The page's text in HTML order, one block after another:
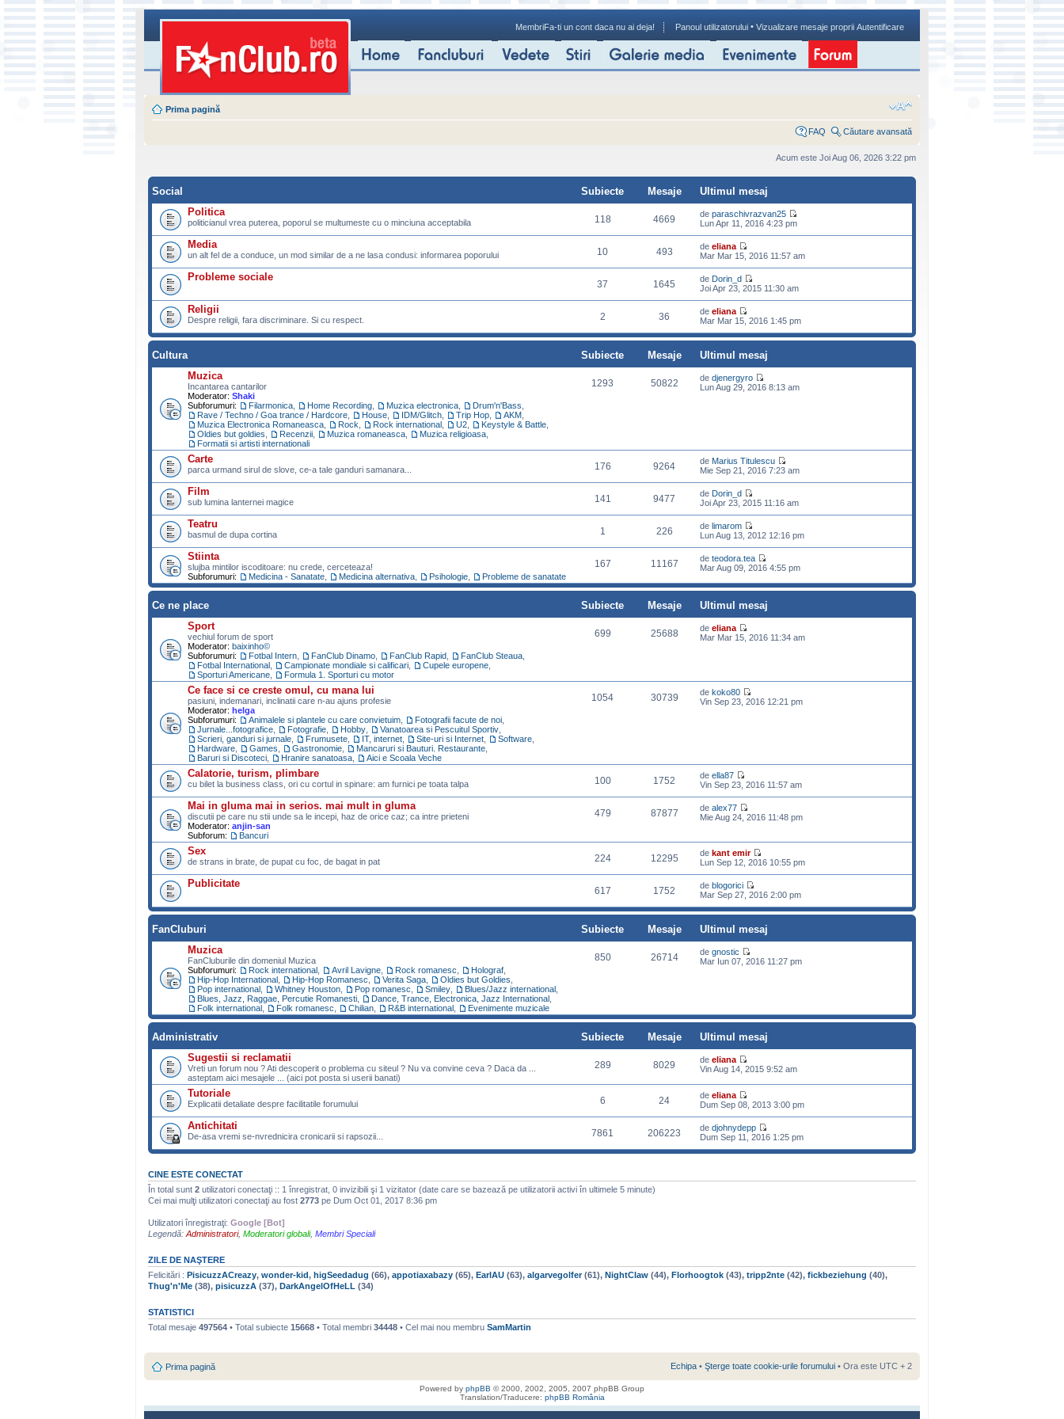
MembriFa-ti un cont daca nu ai deja! Panoul utilizatorului • Vizualizare mesaje proprii Autentificare
Prima pagină
FAQ Căutare avansată
Acum este Joi Aug 06, 2026 3:22 pm
Social Subiecte Mesaje
Ultimul mesaj
Politica
politicianul vrea puterea, poporul se multumeste cu o minciuna acceptabila 118 4669 de paraschivrazvan25
Lun Apr 11, 2016 4:23 pm
Media
un alt fel de a conduce, un mod similar de a ne lasa condusi: informarea poporului 10 493 de eliana
Mar Mar 15, 2016 11:57 am
Probleme sociale
37 1645 de Dorin_d
Joi Apr 23, 2015 11:30 am
Religii
Despre religii, fara discriminare. Si cu respect. 2 36 de eliana
Mar Mar 15, 2016 1:45 pm
Cultura Subiecte Mesaje
Ultimul mesaj
Muzica
Incantarea cantarilor
Moderator: Shaki
Subforumuri:
Filarmonica Home Recording Muzica electronica Drum'n'Bass
Rave / Techno / Goa trance / Hardcore
House IDM/Glitch Trip Hop AKM
Muzica Electronica Romaneasca
Rock Rock international U2 Keystyle & Battle
Oldies but goldies
Recenzii Muzica romaneasca Muzica religioasa
Formatii si artisti internationali
1293 50822 de djenergyro
Lun Aug 29, 2016 8:13 am
Carte
parca urmand sirul de slove, ce-a tale ganduri samanara... 176 9264 de Marius Titulescu
Mie Sep 21, 2016 7:23 am
Film
sub lumina lanternei magice 141 9477 de Dorin_d
Joi Apr 23, 2015 11:16 am
Teatru
basmul de dupa cortina 1 226 de limarom
Lun Aug 13, 2012 12:16 pm
Stiinta
slujba mintilor iscoditoare: nu crede, cerceteaza!
Subforumuri:
Medicina - Sanatate Medicina alternativa Psihologie Probleme de sanatate
167 11167 de teodora.tea
Mar Aug 09, 2016 4:55 pm
Ce ne place Subiecte Mesaje
Ultimul mesaj
Sport
vechiul forum de sport
Moderator: baixinho©
Subforumuri:
Fotbal Intern FanClub Dinamo FanClub Rapid FanClub Steaua
Fotbal International
Campionate mondiale si calificari Cupele europene
Sporturi Americane
Formula 1. Sporturi cu motor
699 25688 de eliana
Mar Mar 15, 2016 11:34 am
Ce face si ce creste omul, cu mana lui
pasiuni, indemanari, inclinatii care n-au ajuns profesie
Moderator: helga
Subforumuri:
Animalele si plantele cu care convietuim Fotografii facute de noi
Jurnale...fotografice
Fotografie Hobby Vanatoarea si Pescuitul Sportiv
Scrieri, ganduri si jurnale
Frumusete IT, internet Site-uri si Internet Software
Hardware
Games Gastronomie Mancaruri si Bauturi. Restaurante
Baruri si Discoteci
Hranire sanatoasa Aici e Scoala Veche
1054 30739 de koko80
Vin Sep 23, 2016 12:21 pm
Calatorie, turism, plimbare
cu bilet la business class, ori cu cortul in spinare: am furnici pe toata talpa 100 1752 de ella87
Vin Sep 23, 2016 11:57 am
Mai in gluma mai in serios. mai mult in gluma
discutii pe care nu stii unde sa le incepi, haz de orice caz; ca intre prieteni
Moderator: anjin-san
Subforum:
Bancuri
479 87877 de alex77
Mie Aug 24, 2016 11:48 pm
Sex
de strans in brate, de pupat cu foc, de bagat in pat 224 12295 de kant emir
Lun Sep 12, 2016 10:55 pm
Publicitate
617 1752 de blogorici
Mar Sep 27, 2016 2:00 pm
FanCluburi Subiecte Mesaje
Ultimul mesaj
Muzica
FanCluburile din domeniul Muzica
Subforumuri:
Rock international Avril Lavigne Rock romanesc Holograf
Hip-Hop International
Hip-Hop Romanesc Verita Saga Oldies but Goldies
Pop international
Whitney Houston Pop romanesc Smiley Blues/Jazz international
Blues, Jazz, Raggae, Percutie Romanesti
Dance, Trance, Electronica, Jazz International
Folk international
Folk romanesc Chilian R&B international Evenimente muzicale
850 26714 de gnostic
Mar Iun 07, 2016 11:27 pm
Administrativ Subiecte Mesaje
Ultimul mesaj
Sugestii si reclamatii
Vreti un forum nou ? Ati descoperit o problema cu siteul ? Nu va convine ceva ? Daca da ...
asteptam aici mesajele ... (aici pot posta si userii banati)
289 8029 de eliana
Vin Aug 14, 2015 9:52 am
Tutoriale
Explicatii detaliate despre facilitatile forumului 6 24 de eliana
Dum Sep 08, 2013 3:00 pm
Antichitati
De-asa vremi se-nvrednicira cronicarii si rapsozii... 7861 206223 de djohnydepp
Dum Sep 11, 2016 1:25 pm
CINE ESTE CONECTAT
În total sunt 2 utilizatori conectaţi :: 1 înregistrat, 0 invizibili şi 1 vizitator (date care se bazează pe utilizatorii activi în ultimele 5 minute)
Cei mai mulţi utilizatori conectaţi au fost 2773 pe Dum Oct 01, 2017 8:36 pm
Utilizatori înregistraţi: Google [Bot]
Legendă: Administratori, Moderatori globali, Membri Speciali
ZILE DE NAŞTERE
Felicitări : PisicuzzACreazy, wonder-kid, higSeedadug (66), appotiaxabazy (65), EarlAU (63), algarvegolfer(61), NightClaw (44), Florhoogtok (43), tripp2nte (42), fickbeziehung (40),
Thug'n'Me (38), pisicuzzA (37), DarkAngelOfHeLL (34)
STATISTICI
Total mesaje 497564 • Total subiecte 15668 • Total membri 34448 • Cel mai nou membru SamMartin
Prima pagină Echipa • Şterge toate cookie-urile forumului • Ora este UTC + 2
Powered by phpBB © 2000, 2002, 2005, 2007 phpBB Group
Translation/Traducere: phpBB România